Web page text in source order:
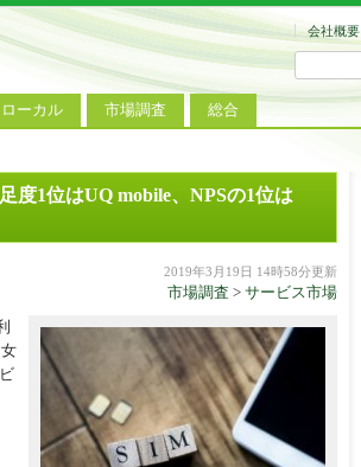
会社概要
ス
ローカル
方展示会
市場調査
サービス市場
総合
アンケート
度1位はUQ mobile、NPSの1位は
2019年3月19日 14時58分更新
市場調査 > サービス市場